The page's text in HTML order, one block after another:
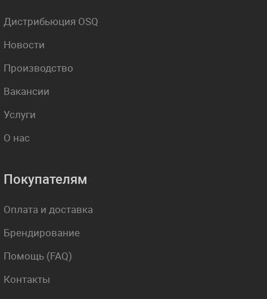
Дистрибьюция OSQ
Новости
Производство
Вакансии
Услуги
О нас
Покупателям
Оплата и доставка
Брендирование
Помощь (FAQ)
Контакты